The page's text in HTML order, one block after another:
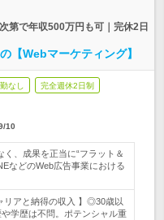
第で年収500万円も可｜完休2日
Webマーケティング】
なし 完全週休2日制
10
く、成果を正当に“フラット＆
などのWeb広告事業における
リアと納得の収入 】◎30歳以
学歴は不問。ポテンシャル重